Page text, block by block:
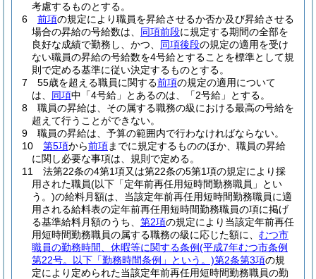
考慮するものとする。
6
前項の規定により職員を昇給させるか否か及び昇給させる
場合の昇給の号給数は、 同項前段に規定する期間の全部を
良好な成績で勤務し、かつ、 同項後段の規定の適用を受け
ない職員の昇給の号給数を4号給とすることを標準として規
則で定める基準に従い決定するものとする。
7
55歳を超える職員に関する前項の規定の適用について
は、 同項中「4号給」とあるのは、「2号給」とする。
8
職員の昇給は、その属する職務の級における最高の号給を
超えて行うことができない。
9
職員の昇給は、予算の範囲内で行わなければならない。
10
第5項から前項までに規定するもののほか、職員の昇給
に関し必要な事項は、規則で定める。
11
法第22条の4第1項又は第22条の5第1項の規定により採
用された職員(以下「定年前再任用短時間勤務職員」とい
う。)の給料月額は、当該定年前再任用短時間勤務職員に適
用される給料表の定年前再任用短時間勤務職員の項に掲げ
る基準給料月額のうち、 第2項の規定により当該定年前再任
用短時間勤務職員の属する職務の級に応じた額に、 むつ市
職員の勤務時間、休暇等に関する条例(平成7年むつ市条例
第22号。以下「勤務時間条例」という。)第2条第3項の規
定により定められた当該定年前再任用短時間勤務職員の勤